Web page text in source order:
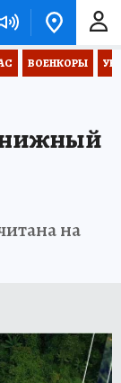
ВОЕНКОРЫ
на